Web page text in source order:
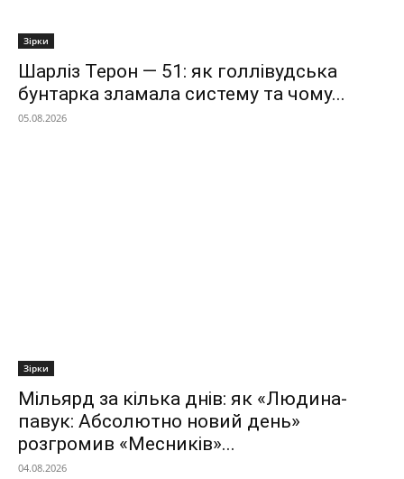
Зірки
Шарліз Терон — 51: як голлівудська
бунтарка зламала систему та чому...
05.08.2026
Зірки
Мільярд за кілька днів: як «Людина-
павук: Абсолютно новий день»
розгромив «Месників»...
04.08.2026